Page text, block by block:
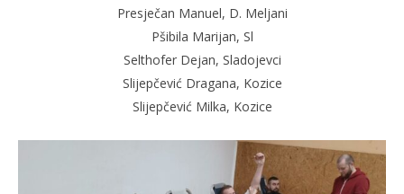
Presječan Manuel, D. Meljani
Pšibila Marijan, Sl
Selthofer Dejan, Sladojevci
Slijepčević Dragana, Kozice
Slijepčević Milka, Kozice